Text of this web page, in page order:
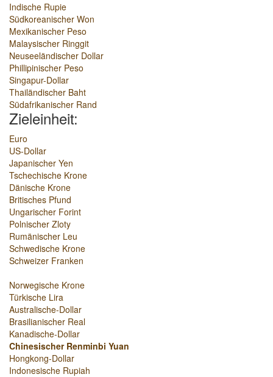
Indische Rupie
Südkoreanischer Won
Mexikanischer Peso
Malaysischer Ringgit
Neuseeländischer Dollar
Phillipinischer Peso
Singapur-Dollar
Thailändischer Baht
Südafrikanischer Rand
Zieleinheit:
Euro
US-Dollar
Japanischer Yen
Tschechische Krone
Dänische Krone
Britisches Pfund
Ungarischer Forint
Polnischer Zloty
Rumänischer Leu
Schwedische Krone
Schweizer Franken
Norwegische Krone
Türkische Lira
Australische-Dollar
Brasilianischer Real
Kanadische-Dollar
Chinesischer Renminbi Yuan
Hongkong-Dollar
Indonesische Rupiah